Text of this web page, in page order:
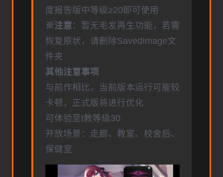
度报告版中等级≥20即可使用
※注意 ：暂无毛发再生功能，若需
恢复原状，请删除SavedImage文
件夹
其他注意事项
与前作相比，当前版本运行可能较
卡顿，正式版将进行优化
可体验至t教等级30
开放场景：走廊、教室、校舍后、
保健室